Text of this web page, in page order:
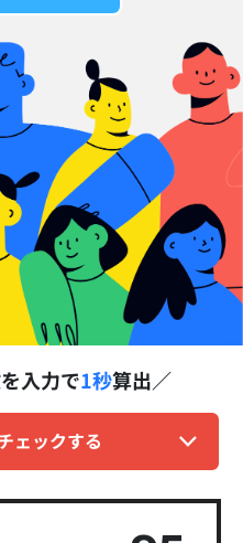
入力で1秒算出
ェックする